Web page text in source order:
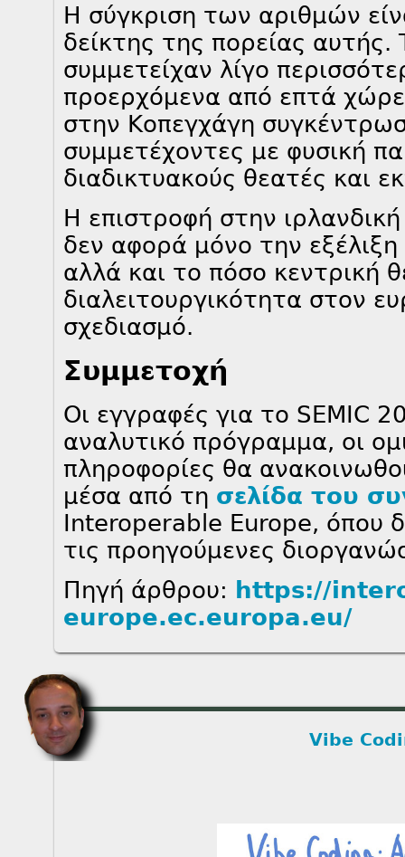
Η σύγκριση των αριθμών
δείκτης της πορείας
συμμετείχαν λίγο
προερχόμενα από επτά
στην Κοπεγχάγη
συμμετέχοντες με φυσική
διαδικτυακούς θεατές και
Η επιστροφή στην
δεν αφορά μόνο την εξέλιξη
αλλά και το πόσο κεντρική
διαλειτουργικότητα στον
σχεδιασμό.
Συμμετοχή
Οι εγγραφές για το SEMIC
αναλυτικό πρόγραμμα, οι
πληροφορίες θα
μέσα από τη σελίδα του
Interoperable Europe, όπου
τις προηγούμενες
Πηγή άρθρου: https://
europe.ec.europa.eu/
Vibe